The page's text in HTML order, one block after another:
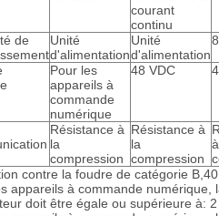
courant
continu
de
Unité
d'alimentation
Unité
d'alimentation
Pour les
appareils à
commande
numérique
48 VDC
Résistance à
la
compression
Résistance à
la
compression
contre la foudre de catégorie
appareils à commande numérique,
doit être égale ou supérieure à: 2